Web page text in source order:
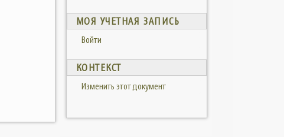
МОЯ УЧЕТНАЯ ЗАПИСЬ
Войти
КОНТЕКСТ
Изменить этот документ